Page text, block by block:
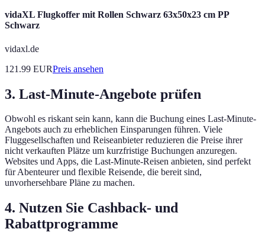
vidaXL Flugkoffer mit Rollen Schwarz 63x50x23 cm PP
Schwarz
vidaxl.de
121.99 EURPreis ansehen
3. Last-Minute-Angebote prüfen
Obwohl es riskant sein kann, kann die Buchung eines Last-Minute-
Angebots auch zu erheblichen Einsparungen führen. Viele
Fluggesellschaften und Reiseanbieter reduzieren die Preise ihrer
nicht verkauften Plätze um kurzfristige Buchungen anzuregen.
Websites und Apps, die Last-Minute-Reisen anbieten, sind perfekt
für Abenteurer und flexible Reisende, die bereit sind,
unvorhersehbare Pläne zu machen.
4. Nutzen Sie Cashback- und
Rabattprogramme